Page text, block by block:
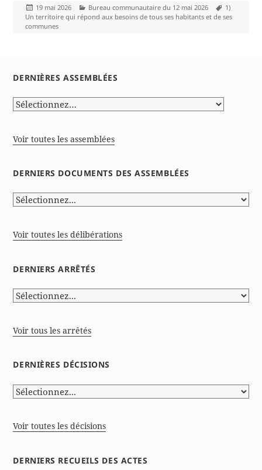
Publié
le
19 mai 2026 Catégories
Bureau communautaire du 12 mai 2026
Mots-
clés
1)
Un territoire qui répond aux besoins de tous ses habitants et de ses
communes
DERNIÈRES ASSEMBLÉES
Voir toutes les assemblées
DERNIERS DOCUMENTS DES ASSEMBLÉES
Voir toutes les délibérations
DERNIERS ARRÊTÉS
Voir tous les arrêtés
DERNIÈRES DÉCISIONS
Voir toutes les décisions
DERNIERS RECUEILS DES ACTES